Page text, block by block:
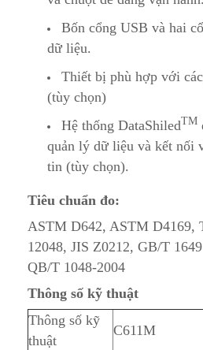
Bốn cổng USB và hai
dữ liệu.
Thiết bị phù hợp với
(tùy chọn)
Hệ thống DataShiledTM
quản lý dữ liệu và kết nối
tin (tùy chọn).
Tiêu chuẩn đo:
ASTM D642, ASTM D4169,
12048, JIS Z0212, GB/T
QB/T 1048-2004
Thông số kỹ thuật
Thông số kỹ
thuật
C611M